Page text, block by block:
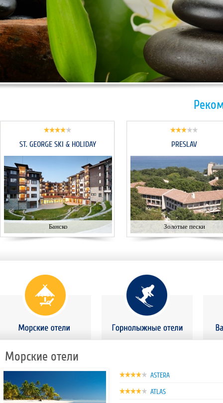
/>
ST. GEORGE SKI & HOLIDAY
Банско
PRESLAV
Золотые пески
Морские отели
ASTERA
ATLAS